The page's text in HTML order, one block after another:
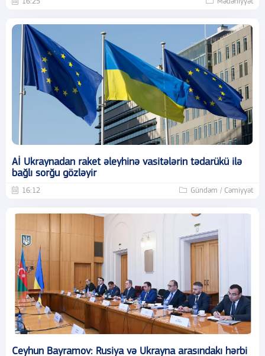
Aİ Ukraynadan raket əleyhinə vasitələrin tədarükü ilə
bağlı sorğu gözləyir
16:12 Gündəm / Cəmiyyət
Ceyhun Bayramov: Rusiya və Ukrayna arasındakı hərbi